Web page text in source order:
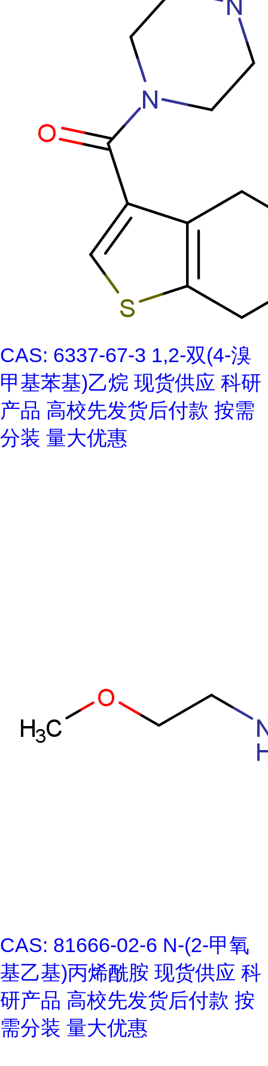
CAS: 6337-67-3 1,2-双(4-溴
甲基苯基)乙烷 现货供应 科研
产品 高校先发货后付款 按需
分装 量大优惠
CAS: 81666-02-6 N-(2-甲氧
基乙基)丙烯酰胺 现货供应 科
研产品 高校先发货后付款 按
需分装 量大优惠